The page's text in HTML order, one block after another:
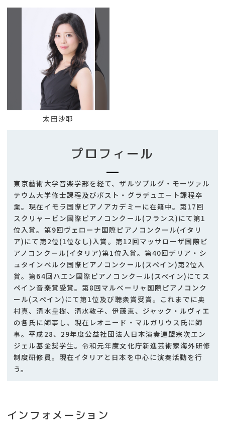
太田沙耶
プロフィール
東京藝術大学音楽学部を経て、ザルツブルグ・モーツァル
テウム大学修士課程及びポスト・グラデュエート課程卒
業。現在イモラ国際ピアノアカデミーに在籍中。第17回
スクリャービン国際ピアノコンクール(フランス)にて第1
位入賞。第9回ヴェローナ国際ピアノコンクール(イタリ
ア)にて第2位(1位なし)入賞。第12回マッサローザ国際ピ
アノコンクール(イタリア)第1位入賞。第40回デリア・シ
ュタインベルク国際ピアノコンクール(スペイン)第2位入
賞。第64回ハエン国際ピアノコンクール(スペイン)にてス
ペイン音楽賞受賞。第8回マルベーリャ国際ピアノコンク
ール(スペイン)にて第1位及び聴衆賞受賞。これまでに奥
村真、清水皇樹、清水敦子、伊藤恵、ジャック・ルヴィエ
の各氏に師事し、現在レオニード・マルガリウス氏に師
事。平成28、29年度公益社団法人日本演奏連盟宗次エン
ジェル基金奨学生。令和元年度文化庁新進芸術家海外研修
制度研修員。現在イタリアと日本を中心に演奏活動を行
う。
インフォメーション